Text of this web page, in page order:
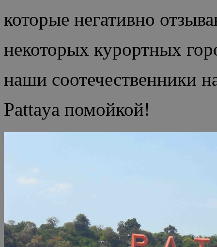
которые негативно
некоторых курортных
наши соотечественники
Pattaya помойкой!